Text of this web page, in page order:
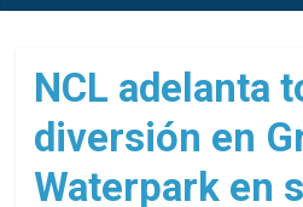
la
de
cruceros
en
un
solo
NCL adelanta
diversión en
Waterpark en